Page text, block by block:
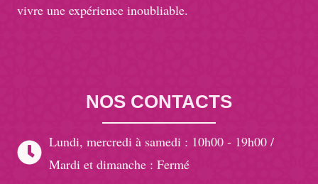
vivre une expérience inoubliable.
NOS CONTACTS
Lundi, mercredi à samedi : 10h00 - 19h00 /
Mardi et dimanche : Fermé